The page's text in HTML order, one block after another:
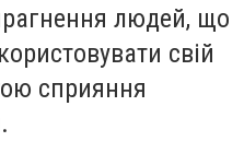
людей, що
свій
сприяння